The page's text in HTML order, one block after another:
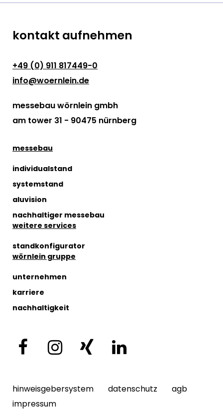
kontakt aufnehmen
+49 (0) 911 817449-0
info@woernlein.de
messebau wörnlein gmbh
am tower 31 - 90475 nürnberg
messebau
individualstand
systemstand
aluvision
nachhaltiger messebau
weitere services
standkonfigurator
wörnlein gruppe
unternehmen
karriere
nachhaltigkeit
hinweisgebersystem datenschutz
agb
impressum